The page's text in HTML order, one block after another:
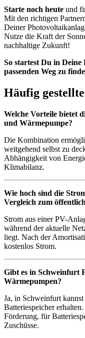
Starte noch heute und
Mit den richtigen
Deiner
Nutze die Kraft der
nachhaltige Zukunft!
So startest Du in
passenden Weg zu
Häufig
Welche Vorteile bietet
und Wärmepumpe?
Die Kombination
weitgehend selbst zu
Abhängigkeit von
Klimabilanz.
Wie hoch sind die
Vergleich zum
Strom aus einer PV-
während der aktuelle
liegt. Nach der
kostenlos Strom.
Gibt es in Schweinfurt
Wärmepumpen?
Ja, in Schweinfurt
Batteriespeicher
Förderung, für
Zuschüsse.